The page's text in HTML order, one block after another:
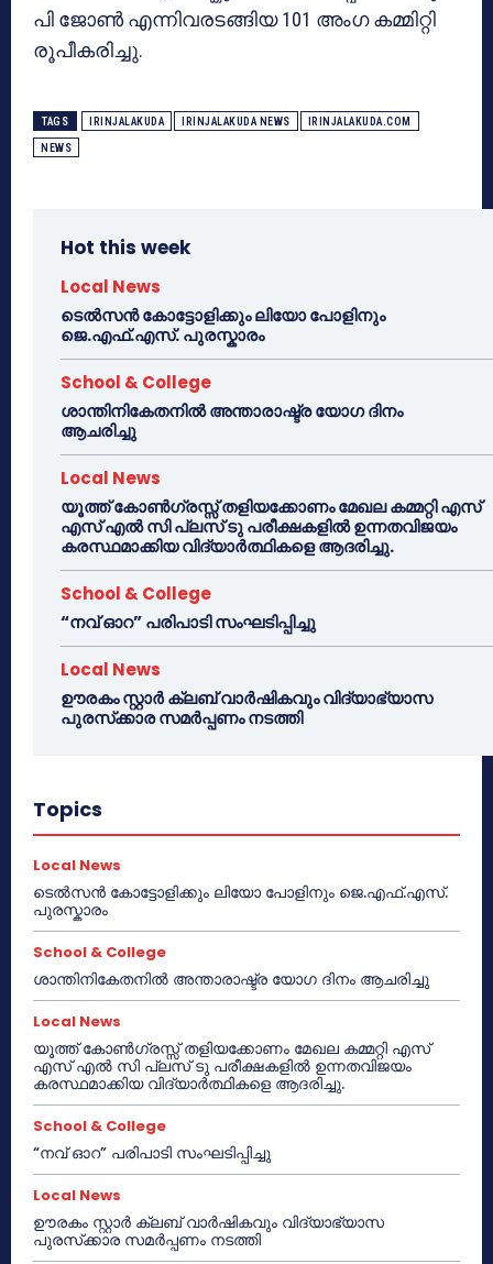
പി ജോൺ എന്നിവരടങ്ങിയ 101 അംഗ കമ്മിറ്റി
രൂപീകരിച്ചു.
TAGS IRINJALAKUDA IRINJALAKUDA NEWS IRINJALAKUDA.COM
NEWS
Hot this week
Local News
ടെൽസൻ കോട്ടോളിക്കും ലിയോ പോളിനും
ജെ.എഫ്.എസ്. പുരസ്കാരം
School & College
ശാന്തിനികേതനിൽ അന്താരാഷ്ട്ര യോഗ ദിനം
ആചരിച്ചു
Local News
യൂത്ത് കോൺഗ്രസ്സ് തളിയക്കോണം മേഖല കമ്മറ്റി എസ്
എസ് എൽ സി പ്ലസ് ടു പരീക്ഷകളിൽ ഉന്നതവിജയം
കരസ്ഥമാക്കിയ വിദ്യാർത്ഥികളെ ആദരിച്ചു.
School & College
“നവ് ഓറ” പരിപാടി സംഘടിപ്പിച്ചു
Local News
ഊരകം സ്റ്റാർ ക്ലബ് വാർഷികവും വിദ്യാഭ്യാസ
പുരസ്‌ക്കാര സമർപ്പണം നടത്തി
Topics
Local News
ടെൽസൻ കോട്ടോളിക്കും ലിയോ പോളിനും ജെ.എഫ്.എസ്.
പുരസ്കാരം
School & College
ശാന്തിനികേതനിൽ അന്താരാഷ്ട്ര യോഗ ദിനം ആചരിച്ചു
Local News
യൂത്ത് കോൺഗ്രസ്സ് തളിയക്കോണം മേഖല കമ്മറ്റി എസ്
എസ് എൽ സി പ്ലസ് ടു പരീക്ഷകളിൽ ഉന്നതവിജയം
കരസ്ഥമാക്കിയ വിദ്യാർത്ഥികളെ ആദരിച്ചു.
School & College
“നവ് ഓറ” പരിപാടി സംഘടിപ്പിച്ചു
Local News
ഊരകം സ്റ്റാർ ക്ലബ് വാർഷികവും വിദ്യാഭ്യാസ
പുരസ്‌ക്കാര സമർപ്പണം നടത്തി